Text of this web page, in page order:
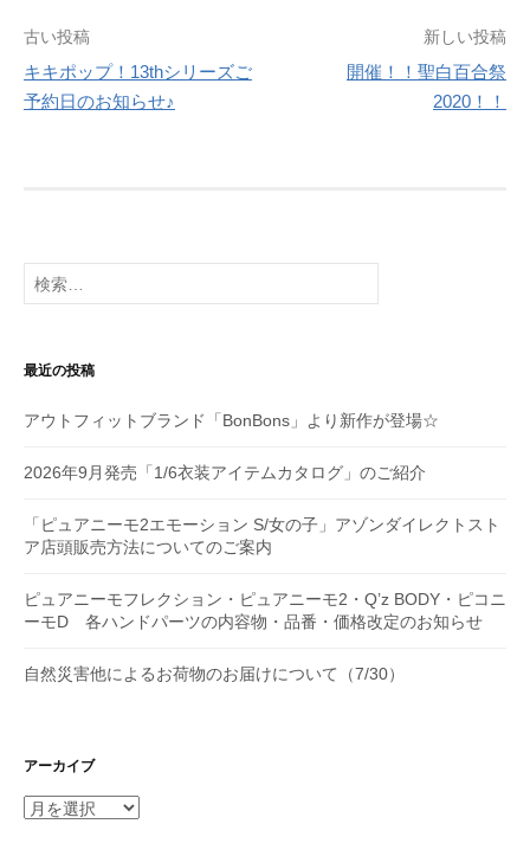
投
稿
ー
シ
ン
古い投稿
キキポップ！13thシリーズご
予約日のお知らせ♪
新しい投稿
開催！！聖白百合祭
2020！！
検
索:
最近の投稿
アウトフィットブランド「BonBons」より新作が登場☆
2026年9月発売「1/6衣装アイテムカタログ」のご紹介
「ピュアニーモ2エモーション S/女の子」アゾンダイレクトスト
ア店頭販売方法についてのご案内
ピュアニーモフレクション・ピュアニーモ2・Q’z BODY・ピコニ
ーモD 各ハンドパーツの内容物・品番・価格改定のお知らせ
自然災害他によるお荷物のお届けについて（7/30）
アーカイブ
ア